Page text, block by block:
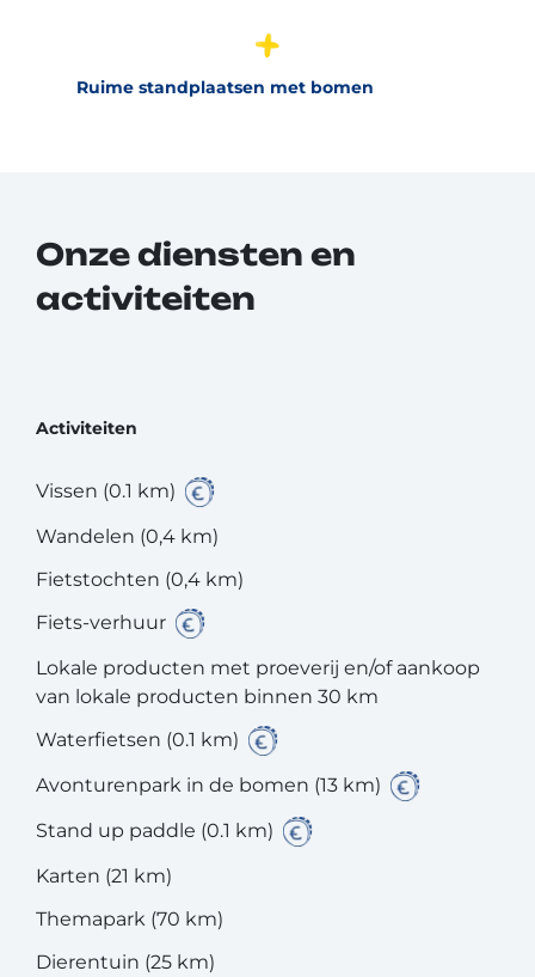
Ruime standplaatsen met bomen
Onze diensten en
activiteiten
Activiteiten
Vissen (0.1 km)
Wandelen (0,4 km)
Fietstochten (0,4 km)
Fiets-verhuur
Lokale producten met proeverij en/of aankoop
van lokale producten binnen 30 km
Waterfietsen (0.1 km)
Avonturenpark in de bomen (13 km)
Stand up paddle (0.1 km)
Karten (21 km)
Themapark (70 km)
Dierentuin (25 km)